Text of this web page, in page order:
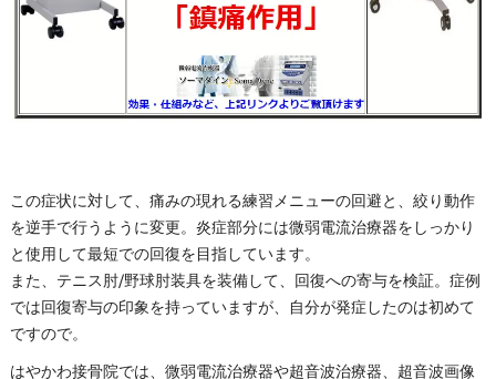
この症状に対して、痛みの現れる練習メニューの回避と、絞り動作
を逆手で行うように変更。炎症部分には微弱電流治療器をしっかり
と使用して最短での回復を目指しています。
また、テニス肘/野球肘装具を装備して、回復への寄与を検証。症例
では回復寄与の印象を持っていますが、自分が発症したのは初めて
ですので。
はやかわ接骨院では、微弱電流治療器や超音波治療器、超音波画像